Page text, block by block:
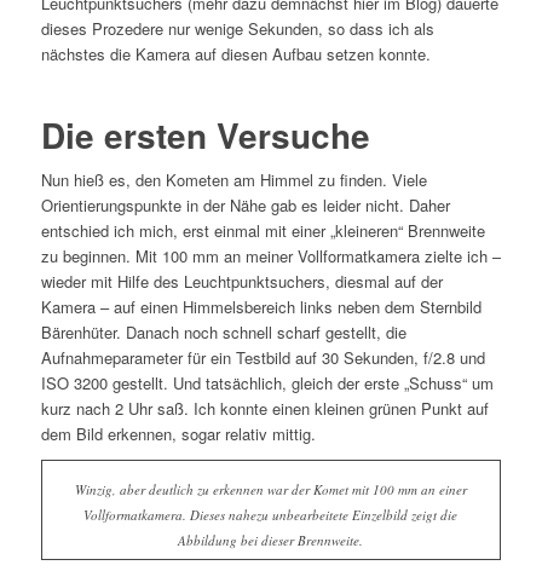
dieses Prozedere nur wenige Sekunden, so dass ich als
nächstes die Kamera auf diesen Aufbau setzen konnte.
Die ersten Versuche
Nun hieß es, den Kometen am Himmel zu finden. Viele
Orientierungspunkte in der Nähe gab es leider nicht. Daher
entschied ich mich, erst einmal mit einer „kleineren“ Brennweite
zu beginnen. Mit 100 mm an meiner Vollformatkamera zielte ich –
wieder mit Hilfe des Leuchtpunktsuchers, diesmal auf der
Kamera – auf einen Himmelsbereich links neben dem Sternbild
Bärenhüter. Danach noch schnell scharf gestellt, die
Aufnahmeparameter für ein Testbild auf 30 Sekunden, f/2.8 und
ISO 3200 gestellt. Und tatsächlich, gleich der erste „Schuss“ um
kurz nach 2 Uhr saß. Ich konnte einen kleinen grünen Punkt auf
dem Bild erkennen, sogar relativ mittig.
Winzig, aber deutlich zu erkennen war der Komet mit 100 mm an einer
Vollformatkamera. Dieses nahezu unbearbeitete Einzelbild zeigt die
Abbildung bei dieser Brennweite.